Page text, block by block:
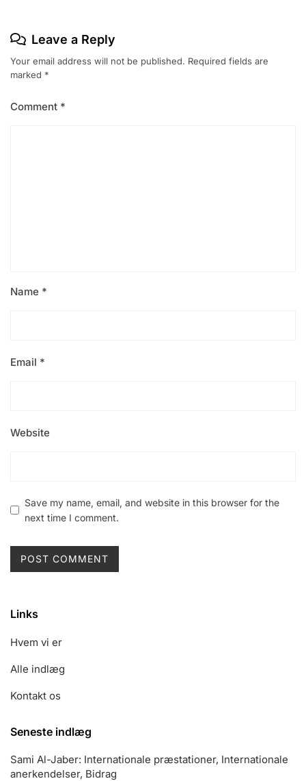
Leave a Reply
Your email address will not be published. Required fields are
marked *
Comment *
Name *
Email *
Website
Save my name, email, and website in this browser for the
next time I comment.
Links
Hvem vi er
Alle indlæg
Kontakt os
Seneste indlæg
Sami Al-Jaber: Internationale præstationer, Internationale
anerkendelser, Bidrag